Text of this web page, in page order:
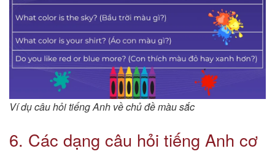
Ví dụ câu hỏi tiếng Anh về chủ đề màu sắc
6. Các dạng câu hỏi tiếng Anh cơ